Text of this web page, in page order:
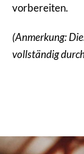
vorbereiten.
(Anmerkung:
vollständig